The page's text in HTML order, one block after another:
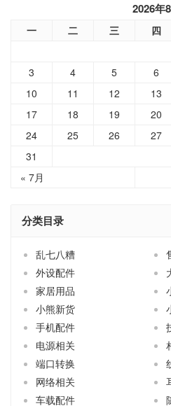
2026年
一 二 三 四
« 7月
3
4 5 6
10
11 12 13
17
18 19 20
24
25 26 27
31
分类目录
乱七八糟
外设配件
家居用品
小熊新货
手机配件
电源相关
端口转换
网络相关
车载配件